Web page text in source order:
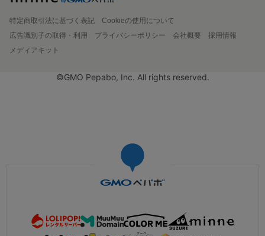
特定商取引法に基づく表記
Cookieの使用について
広告識別子の取得・利用
プライバシーポリシー 会社概要
採用情報
メディアキット
©GMO Pepabo, Inc. All rights reserved.